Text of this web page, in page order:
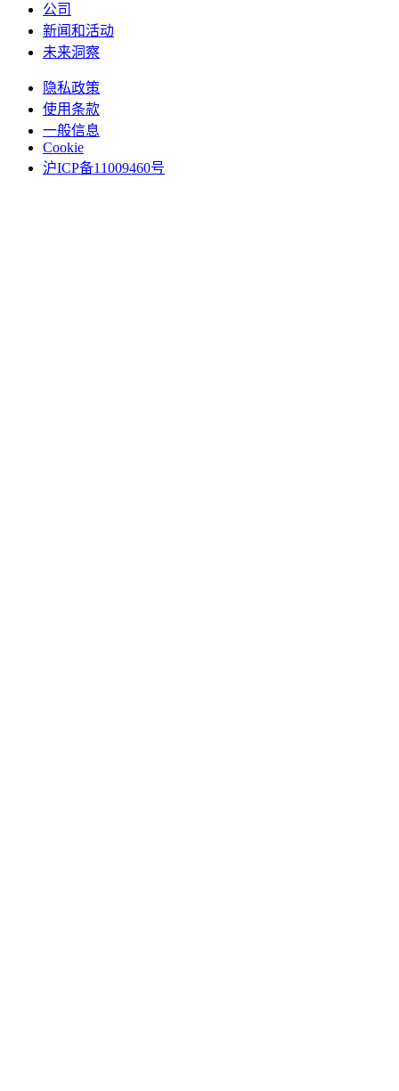
公司
新闻和活动
未来洞察
隐私政策
使用条款
一般信息
Cookie
沪ICP备11009460号